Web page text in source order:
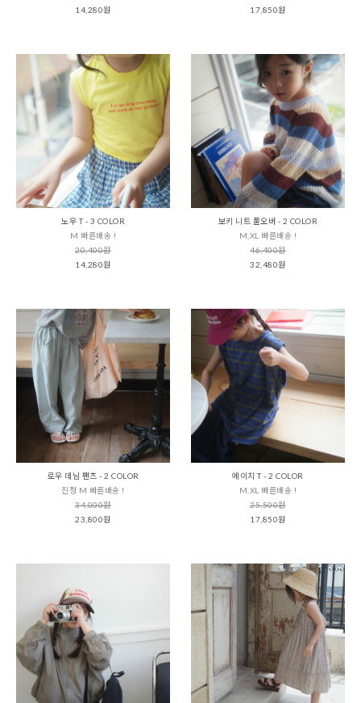
14,280원
17,850원
노우 T - 3 COLOR
M 빠른배송 !
20,400원
14,280원
보키 니트 풀오버 - 2 COLOR
M,XL 빠른배송 !
46,400원
32,480원
로우 데님 팬츠 - 2 COLOR
진청 M 빠른배송 !
34,000원
23,800원
에이치 T - 2 COLOR
M,XL 빠른배송 !
25,500원
17,850원